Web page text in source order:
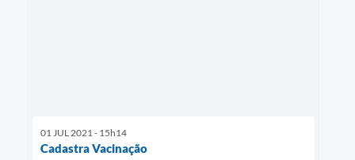
01 JUL 2021 - 15h14
Cadastra Vacinação